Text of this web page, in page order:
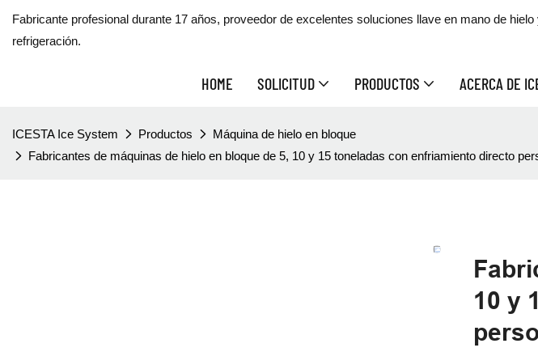
Fabricante profesional durante 17 años, proveedor de excelentes soluciones llave en mano de hielo
refrigeración.
HOME SOLICITUD PRODUCTOS ACERCA DE
ICESTA Ice System Productos
Máquina de hielo en bloque
Fabricantes de máquinas de hielo en bloque de 5, 10 y 15 toneladas con enfriamiento directo
10 y